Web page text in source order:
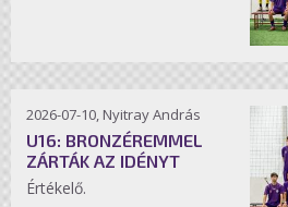
2026-07-10, Nyitray András
U16: BRONZÉREMMEL
ZÁRTÁK AZ IDÉNYT
Értékelő.